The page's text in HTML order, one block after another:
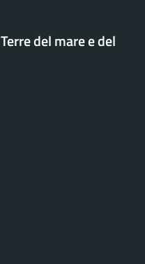
del mare e del